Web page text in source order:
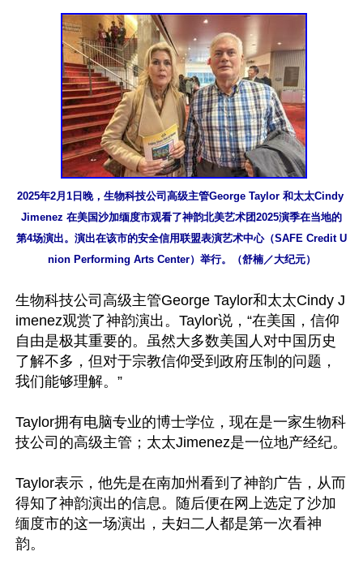
2025年2月1日晚，生物科技公司高级主管George Taylor 和太太Cindy
Jimenez 在美国沙加缅度市观看了神韵北美艺术团2025演季在当地的
第4场演出。演出在该市的安全信用联盟表演艺术中心（SAFE Credit U
nion Performing Arts Center）举行。（舒楠／大纪元）
生物科技公司高级主管George Taylor和太太Cindy J
imenez观赏了神韵演出。Taylor说，“在美国，信仰
自由是极其重要的。虽然大多数美国人对中国历史
了解不多，但对于宗教信仰受到政府压制的问题，
我们能够理解。”
Taylor拥有电脑专业的博士学位，现在是一家生物科
技公司的高级主管；太太Jimenez是一位地产经纪。
Taylor表示，他先是在南加州看到了神韵广告，从而
得知了神韵演出的信息。随后便在网上选定了沙加
缅度市的这一场演出，夫妇二人都是第一次看神
韵。